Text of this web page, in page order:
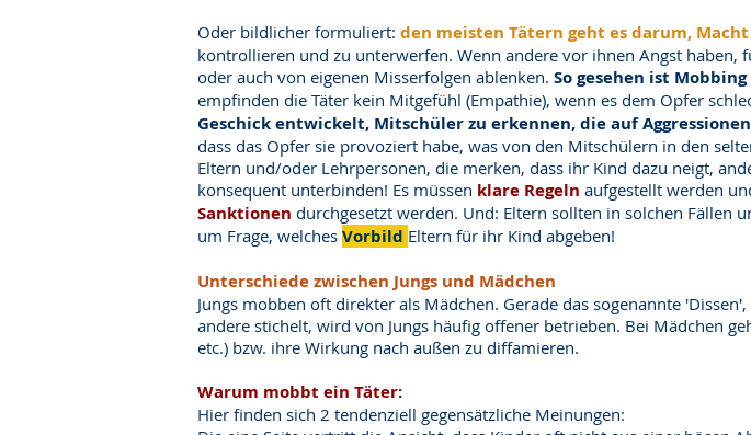
Oder bildlicher formuliert: den meisten Tätern geht es darum,
kontrollieren und zu unterwerfen. Wenn andere vor ihnen Angst
oder auch von eigenen Misserfolgen ablenken. So gesehen ist
empfinden die Täter kein Mitgefühl (Empathie), wenn es dem Opfer
Geschick entwickelt, Mitschüler zu erkennen, die auf
dass das Opfer sie provoziert habe, was von den Mitschülern in den
Eltern und/oder Lehrpersonen, die merken, dass ihr Kind dazu neigt,
konsequent unterbinden! Es müssen klare Regeln aufgestellt werden
Sanktionen durchgesetzt werden. Und: Eltern sollten in solchen Fällen
um Frage, welches Vorbild Eltern für ihr Kind abgeben!
Unterschiede zwischen Jungs und Mädchen
Jungs mobben oft direkter als Mädchen. Gerade das sogenannte
andere stichelt, wird von Jungs häufig offener betrieben. Bei Mädchen
etc.) bzw. ihre Wirkung nach außen zu diffamieren.
Warum mobbt ein Täter:
Hier finden sich 2 tendenziell gegensätzliche Meinungen: